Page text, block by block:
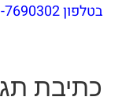
בטלפון 073-7690302
כתיבת